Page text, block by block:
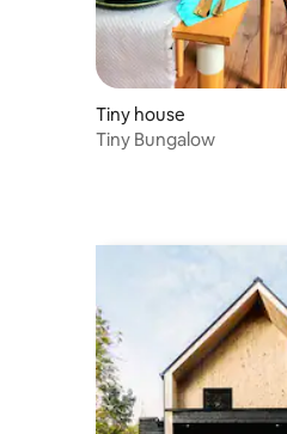
Tiny house
Tiny Bungalow